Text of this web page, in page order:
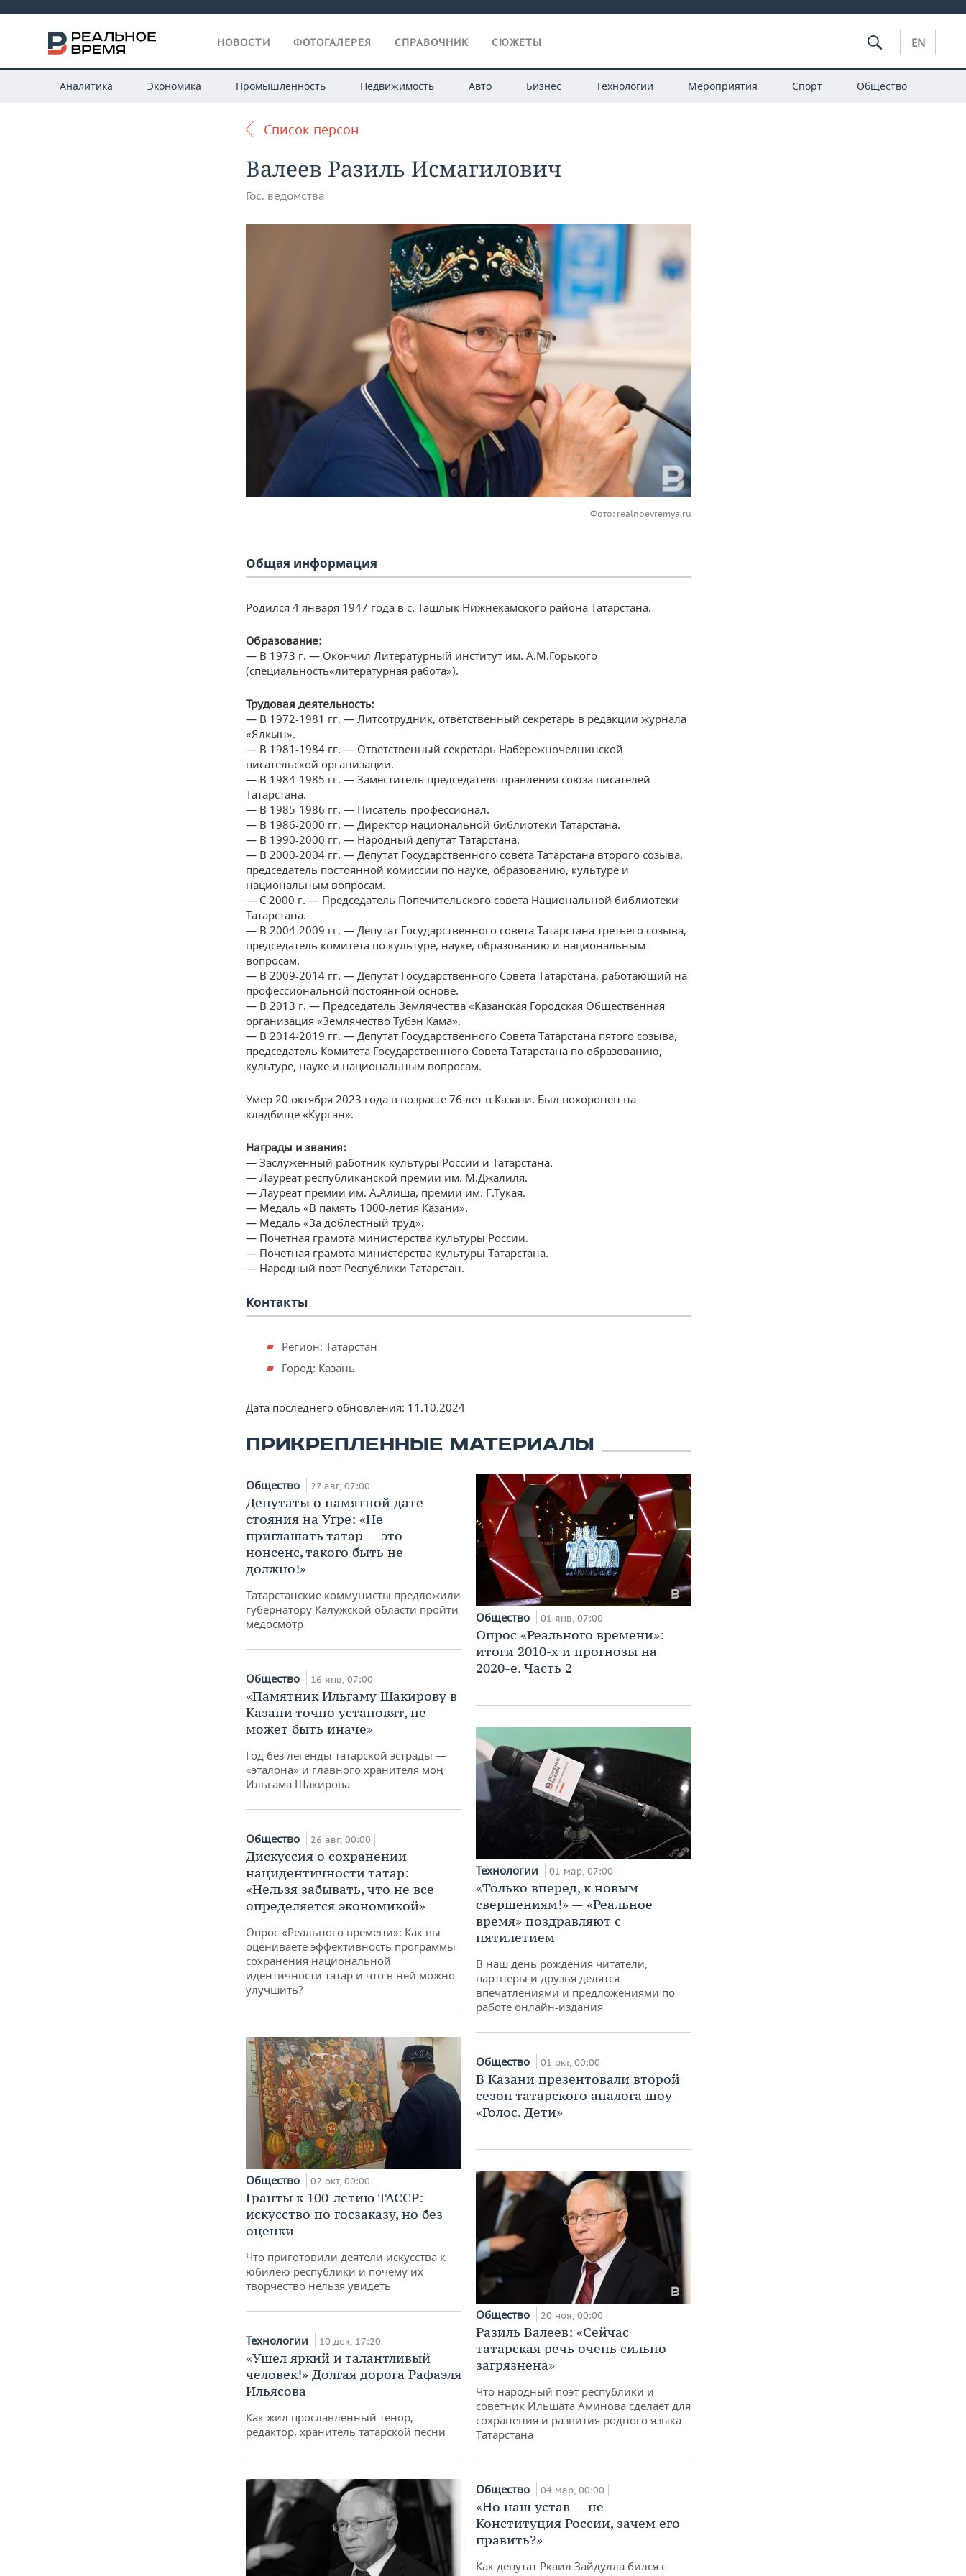
НОВОСТИ ФОТОГАЛЕРЕЯ СПРАВОЧНИК СЮЖЕТЫ EN
Аналитика Экономика Промышленность Недвижимость Авто Бизнес Технологии Мероприятия Спорт Общество
Список персон
Валеев Разиль Исмагилович
Гос. ведомства
Фото: realnoevremya.ru
Общая информация
Родился 4 января 1947 года в с. Ташлык Нижнекамского района Татарстана.
Образование:
— В 1973 г. — Окончил Литературный институт им. А.М.Горького
(специальность«литературная работа»).
Трудовая деятельность:
— В 1972-1981 гг. — Литсотрудник, ответственный секретарь в редакции журнала
«Ялкын».
— В 1981-1984 гг. — Ответственный секретарь Набережночелнинской
писательской организации.
— В 1984-1985 гг. — Заместитель председателя правления союза писателей
Татарстана.
— В 1985-1986 гг. — Писатель-профессионал.
— В 1986-2000 гг. — Директор национальной библиотеки Татарстана.
— В 1990-2000 гг. — Народный депутат Татарстана.
— В 2000-2004 гг. — Депутат Государственного совета Татарстана второго созыва,
председатель постоянной комиссии по науке, образованию, культуре и
национальным вопросам.
— С 2000 г. — Председатель Попечительского совета Национальной библиотеки
Татарстана.
— В 2004-2009 гг. — Депутат Государственного совета Татарстана третьего созыва,
председатель комитета по культуре, науке, образованию и национальным
вопросам.
— В 2009-2014 гг. — Депутат Государственного Совета Татарстана, работающий на
профессиональной постоянной основе.
— В 2013 г. — Председатель Землячества «Казанская Городская Общественная
организация «Землячество Тубэн Кама».
— В 2014-2019 гг. — Депутат Государственного Совета Татарстана пятого созыва,
председатель Комитета Государственного Совета Татарстана по образованию,
культуре, науке и национальным вопросам.
Умер 20 октября 2023 года в возрасте 76 лет в Казани. Был похоронен на
кладбище «Курган».
Награды и звания:
— Заслуженный работник культуры России и Татарстана.
— Лауреат республиканской премии им. М.Джалиля.
— Лауреат премии им. А.Алиша, премии им. Г.Тукая.
— Медаль «В память 1000-летия Казани».
— Медаль «За доблестный труд».
— Почетная грамота министерства культуры России.
— Почетная грамота министерства культуры Татарстана.
— Народный поэт Республики Татарстан.
Контакты
Регион: Татарстан
Город: Казань
Дата последнего обновления: 11.10.2024
ПРИКРЕПЛЕННЫЕ МАТЕРИАЛЫ
Общество 27 авг, 07:00
Депутаты о памятной дате
стояния на Угре: «Не
приглашать татар — это
нонсенс, такого быть не
должно!»
Татарстанские коммунисты предложили
губернатору Калужской области пройти
медосмотр
Общество 16 янв, 07:00
«Памятник Ильгаму Шакирову в
Казани точно установят, не
может быть иначе»
Год без легенды татарской эстрады —
«эталона» и главного хранителя моң
Ильгама Шакирова
Общество 26 авг, 00:00
Дискуссия о сохранении
нацидентичности татар:
«Нельзя забывать, что не все
определяется экономикой»
Опрос «Реального времени»: Как вы
оцениваете эффективность программы
сохранения национальной
идентичности татар и что в ней можно
улучшить?
Общество 02 окт, 00:00
Гранты к 100-летию ТАССР:
искусство по госзаказу, но без
оценки
Что приготовили деятели искусства к
юбилею республики и почему их
творчество нельзя увидеть
Технологии 10 дек, 17:20
«Ушел яркий и талантливый
человек!» Долгая дорога Рафаэля
Ильясова
Как жил прославленный тенор,
редактор, хранитель татарской песни
Общество 01 янв, 07:00
Опрос «Реального времени»:
итоги 2010-х и прогнозы на
2020-е. Часть 2
Технологии 01 мар, 07:00
«Только вперед, к новым
свершениям!» — «Реальное
время» поздравляют с
пятилетием
В наш день рождения читатели,
партнеры и друзья делятся
впечатлениями и предложениями по
работе онлайн-издания
Общество 01 окт, 00:00
В Казани презентовали второй
сезон татарского аналога шоу
«Голос. Дети»
Общество 20 ноя, 00:00
Разиль Валеев: «Сейчас
татарская речь очень сильно
загрязнена»
Что народный поэт республики и
советник Ильшата Аминова сделает для
сохранения и развития родного языка
Татарстана
Общество 04 мар, 00:00
«Но наш устав — не
Конституция России, зачем его
править?»
Как депутат Ркаил Зайдулла бился с